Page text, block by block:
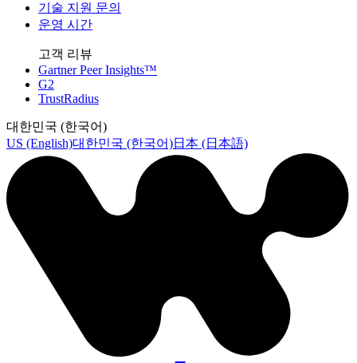
기술 지원 문의
운영 시간
고객 리뷰
Gartner Peer Insights™
G2
TrustRadius
대한민국 (한국어)
US (English)대한민국 (한국어)日本 (日本語)